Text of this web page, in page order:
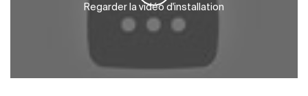
Regarder la vidéo d'installation